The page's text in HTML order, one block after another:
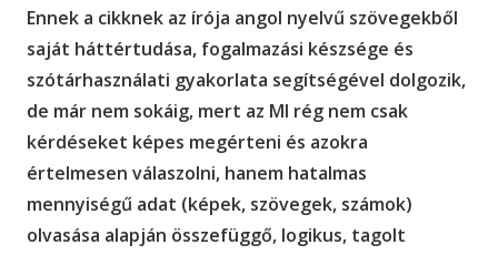
Ennek a cikknek az írója angol nyelvű szövegekből
saját háttértudása, fogalmazási készsége és
szótárhasználati gyakorlata segítségével dolgozik,
de már nem sokáig, mert az MI rég nem csak
kérdéseket képes megérteni és azokra
értelmesen válaszolni, hanem hatalmas
mennyiségű adat (képek, szövegek, számok)
olvasása alapján összefüggő, logikus, tagolt